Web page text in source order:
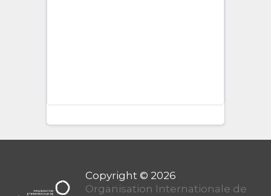
Organisation Internationale de